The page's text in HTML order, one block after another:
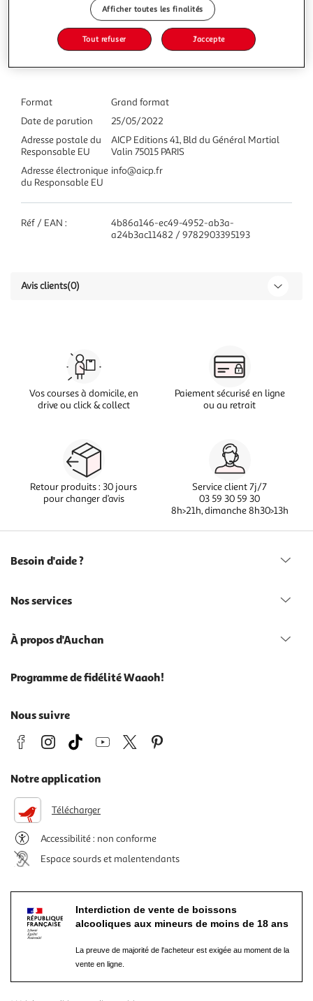
Caractéristiques
Format
Grand format
Date de parution
25/05/2022
Adresse postale du
Responsable EU
AICP Editions 41, Bld du Général Martial
Valin 75015 PARIS
Adresse électronique
du Responsable EU
info@aicp.fr
Réf / EAN :
4b86a146-ec49-4952-ab3a-
a24b3ac11482 / 9782903395193
Avis clients(0)
Vos courses à domicile, en
drive ou click & collect
Paiement sécurisé en ligne
ou au retrait
Retour produits : 30 jours
pour changer d’avis
Service client 7j/7
03 59 30 59 30
8h>21h, dimanche 8h30>13h
Besoin d'aide ?
Nos services
À propos d'Auchan
Programme de fidélité Waaoh!
Nous suivre
Notre application
Télécharger
Accessibilité : non conforme
Espace sourds et malentendants
Interdiction de vente de boissons
alcooliques aux mineurs de moins de 18 ans
La preuve de majorité de l'acheteur est exigée au moment de la
vente en ligne.
Afficher toutes les finalités
Tout refuser J'accepte